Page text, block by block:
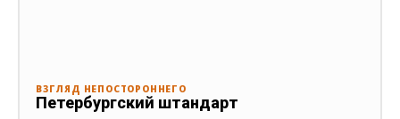
ВЗГЛЯД НЕПОСТОРОННЕГО
Петербургский штандарт